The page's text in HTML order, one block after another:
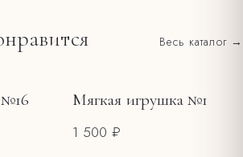
от прямого солнца, сквозняков и
1–2 дня, обновляйте срез.
Весь каталог →
Мягкая игрушка №1
1 500 ₽